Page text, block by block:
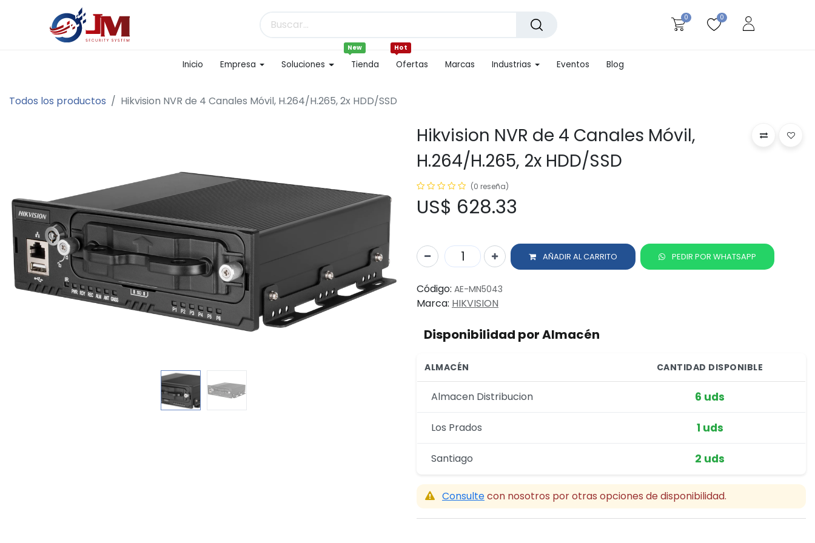
0 0
Inicio Empresa Soluciones Tienda
New
Ofertas
Hot
Marcas Industrias Eventos Blog
Todos los productos Hikvision NVR de 4 Canales Móvil, H.264/H.265, 2x HDD/SSD
Hikvision NVR de 4 Canales Móvil,
H.264/H.265, 2x HDD/SSD
(0 reseña)
US$ 628.33
AÑADIR AL CARRITO PEDIR POR WHATSAPP
Código: AE-MN5043
Marca: HIKVISION
Disponibilidad por Almacén
ALMACÉN CANTIDAD DISPONIBLE
Almacen Distribucion 6 uds
Los Prados 1 uds
Santiago 2 uds
Consultecon nosotros por otras opciones de disponibilidad.